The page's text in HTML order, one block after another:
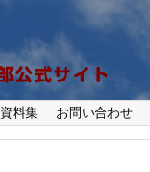
資料集 お問い合わせ